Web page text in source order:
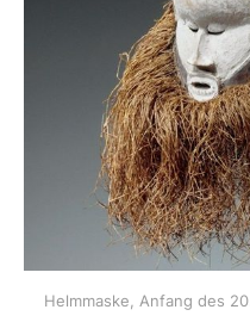
Helmmaske, Anfang des